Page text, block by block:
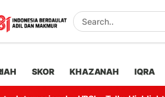
SKOR KHAZANAH IQRA